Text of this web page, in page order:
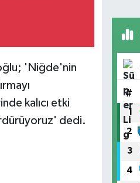
'Niğde'nin
kalıcı etki
dedi.
#
1
2
3
4